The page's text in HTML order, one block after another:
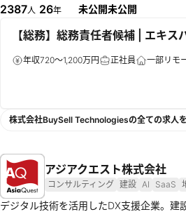
2387人 26年
未公開未公開
【総務】総務責任者候補 | エキ
年収720～1,200万円 正社員 一部リモ
株式会社BuySell Technologiesの全ての求人
アジアクエスト株式会社
コンサルティング 建設 AI SaaS
デジタル技術を活用したDX支援企業。建